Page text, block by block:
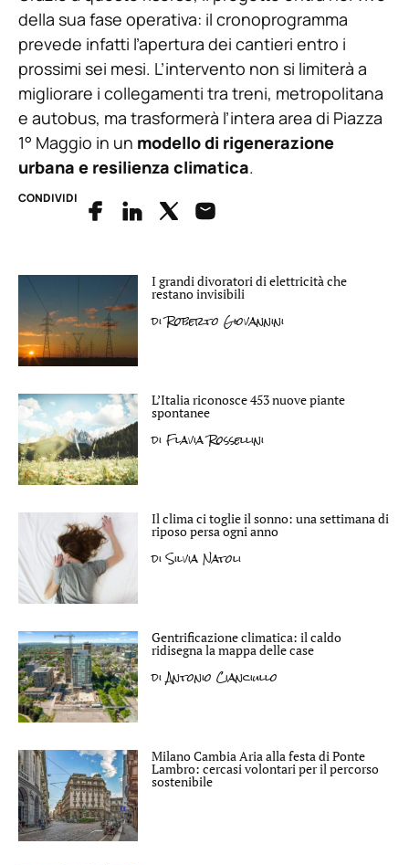
della sua fase operativa: il cronoprogramma
prevede infatti l’apertura dei cantieri entro i
prossimi sei mesi. L’intervento non si limiterà a
migliorare i collegamenti tra treni, metropolitana
e autobus, ma trasformerà l’intera area di Piazza
1° Maggio in un modello di rigenerazione
urbana e resilienza climatica.
CONDIVIDI
I grandi divoratori di elettricità che
restano invisibili
diRoberto Giovannini
L’Italia riconosce 453 nuove piante
spontanee
di Flavia Rossellini
Il clima ci toglie il sonno: una settimana di
riposo persa ogni anno
diSilvia Natoli
Gentrificazione climatica: il caldo
ridisegna la mappa delle case
diAntonio Cianciullo
Milano Cambia Aria alla festa di Ponte
Lambro: cercasi volontari per il percorso
sostenibile